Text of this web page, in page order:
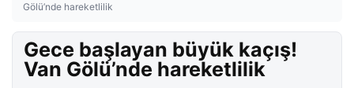
Gölü’nde hareketlilik
Gece başlayan büyük kaçış!
Van Gölü’nde hareketlilik